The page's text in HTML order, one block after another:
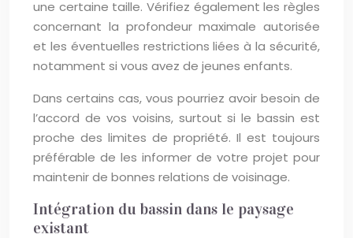
une certaine taille. Vérifiez également les règles
concernant la profondeur maximale autorisée
et les éventuelles restrictions liées à la sécurité,
notamment si vous avez de jeunes enfants.
Dans certains cas, vous pourriez avoir besoin de
l’accord de vos voisins, surtout si le bassin est
proche des limites de propriété. Il est toujours
préférable de les informer de votre projet pour
maintenir de bonnes relations de voisinage.
Intégration du bassin dans le paysage
existant